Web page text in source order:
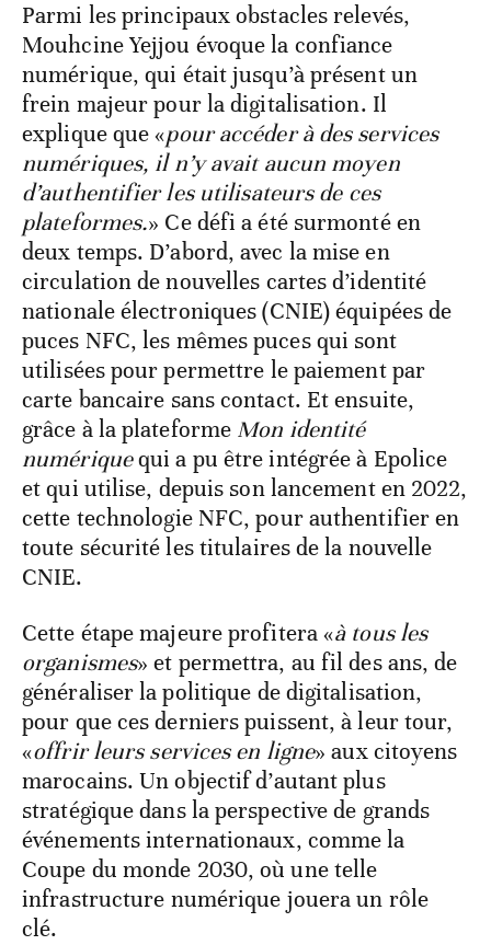
Parmi les principaux obstacles relevés,
Mouhcine Yejjou évoque la confiance
numérique, qui était jusqu’à présent un
frein majeur pour la digitalisation. Il
explique que «pour accéder à des services
numériques, il n’y avait aucun moyen
d’authentifier les utilisateurs de ces
plateformes.» Ce défi a été surmonté en
deux temps. D’abord, avec la mise en
circulation de nouvelles cartes d’identité
nationale électroniques (CNIE) équipées de
puces NFC, les mêmes puces qui sont
utilisées pour permettre le paiement par
carte bancaire sans contact. Et ensuite,
grâce à la plateforme Mon identité
numériquequi a pu être intégrée à Epolice
et qui utilise, depuis son lancement en 2022,
cette technologie NFC, pour authentifier en
toute sécurité les titulaires de la nouvelle
CNIE.
Cette étape majeure profitera «à tous les
organismes» et permettra, au fil des ans, de
généraliser la politique de digitalisation,
pour que ces derniers puissent, à leur tour,
«offrir leurs services en ligne» aux citoyens
marocains. Un objectif d’autant plus
stratégique dans la perspective de grands
événements internationaux, comme la
Coupe du monde 2030, où une telle
infrastructure numérique jouera un rôle
clé.